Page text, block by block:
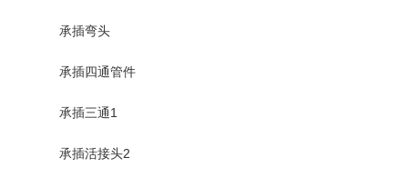
承插弯头
承插四通管件
承插三通1
承插活接头2